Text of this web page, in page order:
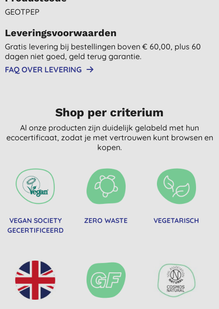
GEOTPEP
Leveringsvoorwaarden
Gratis levering bij bestellingen boven € 60,00, plus 60
dagen niet goed, geld terug garantie.
FAQ OVER LEVERING
Shop per criterium
Al onze producten zijn duidelijk gelabeld met hun
ecocertificaat, zodat je met vertrouwen kunt browsen en
kopen.
VEGAN SOCIETY
GECERTIFICEERD
ZERO WASTE VEGETARISCH